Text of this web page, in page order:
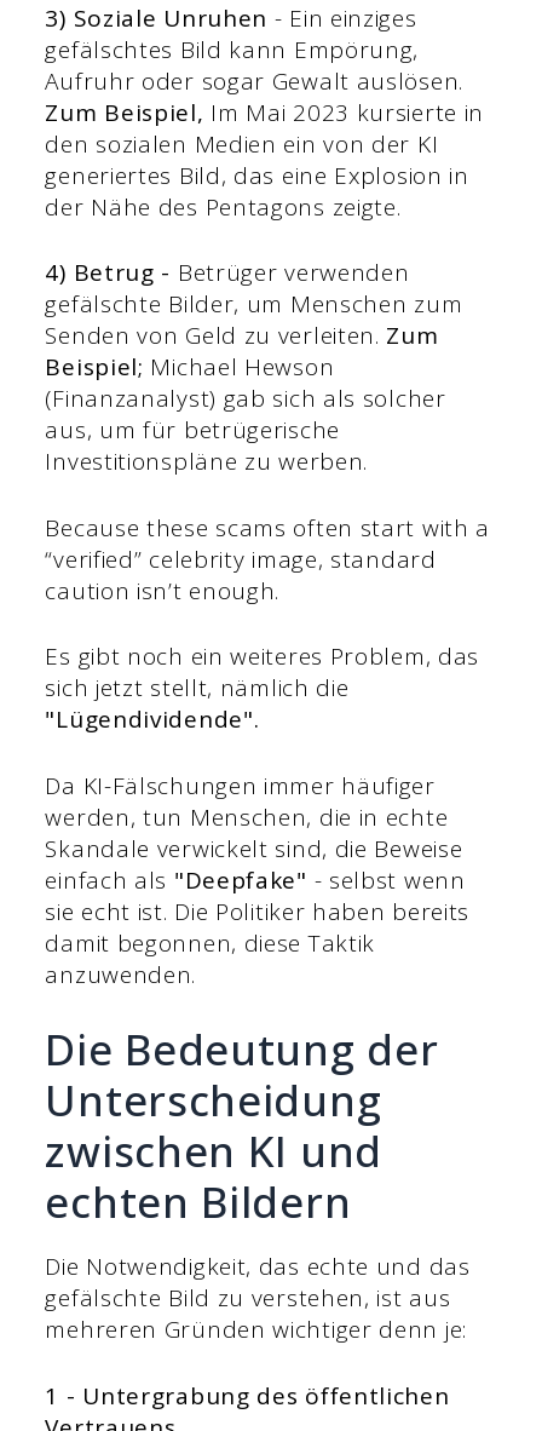
3) Soziale Unruhen - Ein einziges
gefälschtes Bild kann Empörung,
Aufruhr oder sogar Gewalt auslösen.
Zum Beispiel, Im Mai 2023 kursierte in
den sozialen Medien ein von der KI
generiertes Bild, das eine Explosion in
der Nähe des Pentagons zeigte.
4) Betrug - Betrüger verwenden
gefälschte Bilder, um Menschen zum
Senden von Geld zu verleiten. Zum
Beispiel; Michael Hewson
(Finanzanalyst) gab sich als solcher
aus, um für betrügerische
Investitionspläne zu werben.
Because these scams often start with a
“verified” celebrity image, standard
caution isn’t enough.
Es gibt noch ein weiteres Problem, das
sich jetzt stellt, nämlich die
"Lügendividende".
Da KI-Fälschungen immer häufiger
werden, tun Menschen, die in echte
Skandale verwickelt sind, die Beweise
einfach als "Deepfake" - selbst wenn
sie echt ist. Die Politiker haben bereits
damit begonnen, diese Taktik
anzuwenden.
Die Bedeutung der
Unterscheidung
zwischen KI und
echten Bildern
Die Notwendigkeit, das echte und das
gefälschte Bild zu verstehen, ist aus
mehreren Gründen wichtiger denn je:
1 - Untergrabung des öffentlichen